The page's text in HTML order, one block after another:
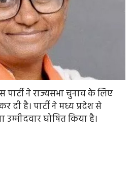
पार्टी ने राज्यसभा चुनाव के लिए
दी है। पार्टी ने मध्य प्रदेश से
उम्मीदवार घोषित किया है।